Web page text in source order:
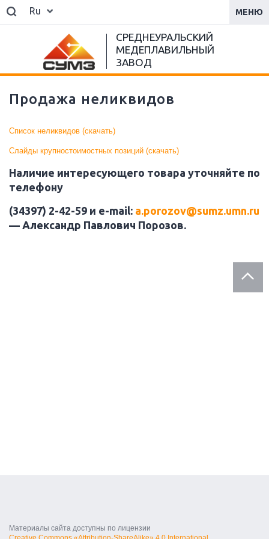
Ru МЕНЮ
СРЕДНЕУРАЛЬСКИЙ
МЕДЕПЛАВИЛЬНЫЙ
ЗАВОД
Продажа неликвидов
Список неликвидов (скачать)
Слайды крупностоимостных позиций (скачать)
Наличие интересующего товара уточняйте по
телефону
(34397) 2-42-59 и e-mail: a.porozov@sumz.umn.ru
— Александр Павлович Порозов.
Материалы сайта доступны по лицензии